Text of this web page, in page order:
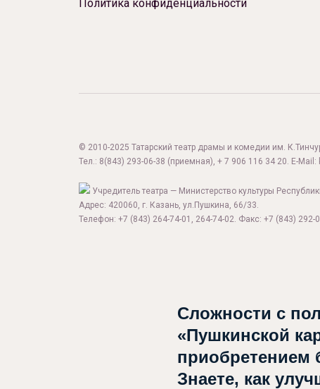
Политика конфиденциальности
© 2010-2025 Татарский театр драмы и комедии им.
Тел.: 8(843) 293-06-38 (приемная), + 7 906 116 34 20. E-Mail:
Учредитель театра — Министерство культуры
Адрес: 420060, г. Казань, ул.Пушкина, 66/33.
Телефон: +7 (843) 264-74-01, 264-74-02. Факс: +7 (843) 292-
Сложности с
«Пушкинской
приобретением
Знаете, как